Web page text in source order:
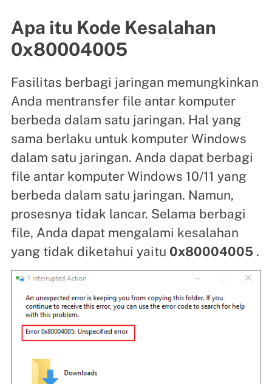
Apa itu Kode Kesalahan
0x80004005
Fasilitas berbagi jaringan memungkinkan
Anda mentransfer file antar komputer
berbeda dalam satu jaringan. Hal yang
sama berlaku untuk komputer Windows
dalam satu jaringan. Anda dapat berbagi
file antar komputer Windows 10/11 yang
berbeda dalam satu jaringan. Namun,
prosesnya tidak lancar. Selama berbagi
file, Anda dapat mengalami kesalahan
yang tidak diketahui yaitu ​​0x80004005.